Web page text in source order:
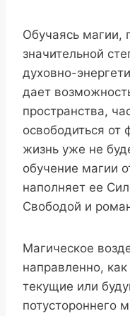
Обучаясь магии,
значительной
духовно-
дает
пространства,
освободиться от
жизнь уже не
обучение магии
наполняет ее
Свободой и
Магическое
направленно,
текущие или
потустороннего